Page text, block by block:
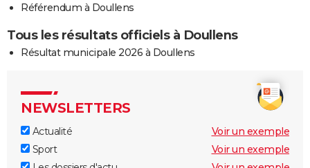
Référendum à Doullens
Tous les résultats officiels à Doullens
Résultat municipale 2026 à Doullens
NEWSLETTERS
Actualité
Voir un exemple
Sport
Voir un exemple